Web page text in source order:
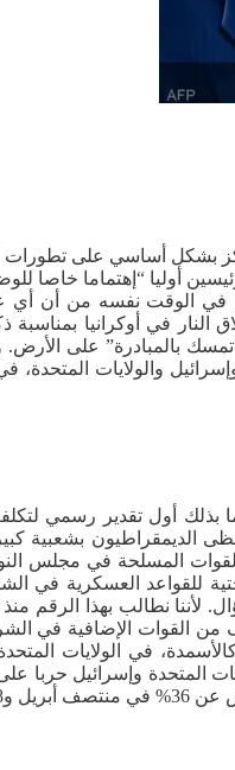
بشكل أساسي على تطورات
أوليا “إهتماما خاصا
في الوقت نفسه من أن
في أوكرانيا بمناسبة
“تمسك بالمبادرة” على
والولايات المتحدة،
أمس الأربعاء، أن الحرب الأمريكية في إيران كلفت
الديمقراطيون بشعبية
القوات المسلحة في
للقواعد العسكرية
نطالب بهذا الرقم منذ
الآلاف من القوات
في الولايات